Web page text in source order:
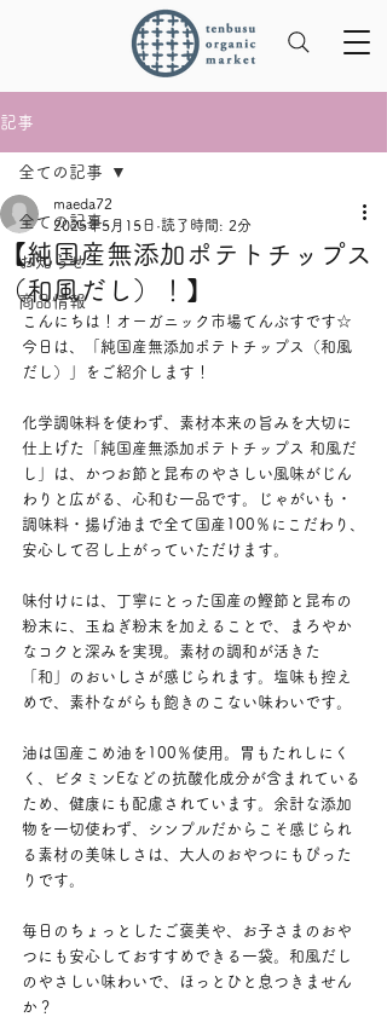
記事
全ての記事
お知らせ
商品情報
全ての記事
【純国産無添加ポテトチップス
（和風だし）！】
maeda72
2025年5月15日 読了時間: 2分
こんにちは！オーガニック市場てんぶすです☆
今日は、「純国産無添加ポテトチップス（和風
だし）」をご紹介します！
化学調味料を使わず、素材本来の旨みを大切に
仕上げた「純国産無添加ポテトチップス 和風だ
し」は、かつお節と昆布のやさしい風味がじん
わりと広がる、心和む一品です。じゃがいも・
調味料・揚げ油まで全て国産100％にこだわり、
安心して召し上がっていただけます。
味付けには、丁寧にとった国産の鰹節と昆布の
粉末に、玉ねぎ粉末を加えることで、まろやか
なコクと深みを実現。素材の調和が活きた
「和」のおいしさが感じられます。塩味も控え
めで、素朴ながらも飽きのこない味わいです。
油は国産こめ油を100％使用。胃もたれしにく
く、ビタミンEなどの抗酸化成分が含まれている
ため、健康にも配慮されています。余計な添加
物を一切使わず、シンプルだからこそ感じられ
る素材の美味しさは、大人のおやつにもぴった
りです。
毎日のちょっとしたご褒美や、お子さまのおや
つにも安心しておすすめできる一袋。和風だし
のやさしい味わいで、ほっとひと息つきません
か？